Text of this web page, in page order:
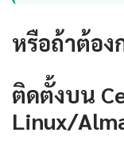
หรือถ้าต้อง
ติดตั้งบน
Linux/